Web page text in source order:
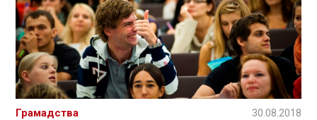
Грамадства 30.08.2018